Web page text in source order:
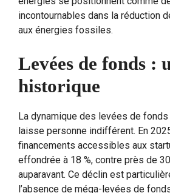
incontournables dans la réduction
aux énergies fossiles.
Levées de fonds :
historique
La dynamique des levées de
laisse personne indifférent. En
financements accessibles aux
effondrée à 18 %, contre près de
auparavant. Ce déclin est
l’absence de méga-levées de